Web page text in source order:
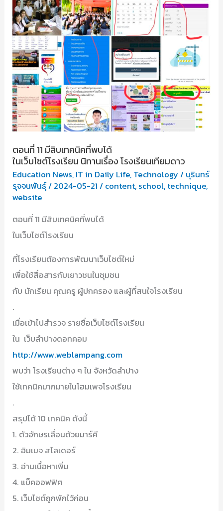
ตอนที่ 11 มีสิบเทคนิคที่พบได้
ในเว็บไซต์โรงเรียน นิทานเรื่อง โรงเรียนเทียมดาว
Education News, IT in Daily Life, Technology / บุรินทร์
รุจจนพันธุ์/ 2024-05-21/ content, school, technique,
website
ตอนที่ 11 มีสิบเทคนิคที่พบได้
ในเว็บไซต์โรงเรียน
ที่โรงเรียนต้องการพัฒนาเว็บไซต์ใหม่
เพื่อใช้สื่อสารกับเยาวชนในชุมชน
กับ นักเรียน คุณครู ผู้ปกครอง และผู้ที่สนใจโรงเรียน
.
เมื่อเข้าไปสำรวจ รายชื่อเว็บไซต์โรงเรียน
ใน เว็บลำปางดอทคอม
http://www.weblampang.com
พบว่า โรงเรียนต่าง ๆ ใน จังหวัดลำปาง
ใช้เทคนิคมากมายในโฮมเพจโรงเรียน
.
สรุปได้ 10 เทคนิค ดังนี้
1. ตัวอักษรเลื่อนด้วยมาร์คี
2. อิมเมจ สไลเดอร์
3. อ่านเนื้อหาเพิ่ม
4. แบ็คออฟฟิศ
5. เว็บไซต์ถูกพักไว้ก่อน